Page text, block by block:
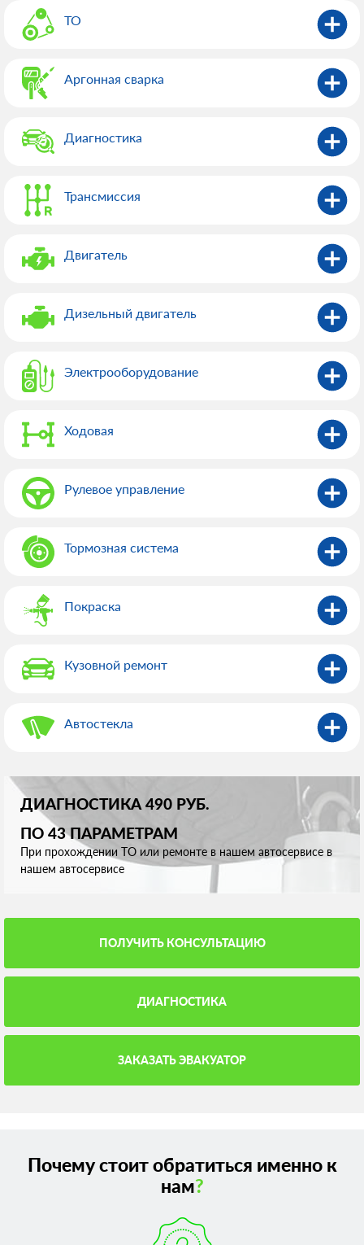
ТО
Аргонная сварка
Диагностика
Трансмиссия
Двигатель
Дизельный двигатель
Электрооборудованиe
Ходовая
Рулевое управление
Тормозная система
Покраска
Кузовной ремонт
Автостекла
ДИАГНОСТИКА 490 РУБ.
ПО 43 ПАРАМЕТРАМ
При прохождении ТО или ремонте в нашем автосервисе в
нашем автосервисе
ПОЛУЧИТЬ КОНСУЛЬТАЦИЮ
ДИАГНОСТИКА
ЗАКАЗАТЬ ЭВАКУАТОР
Почему стоит обратиться именно к
нам?